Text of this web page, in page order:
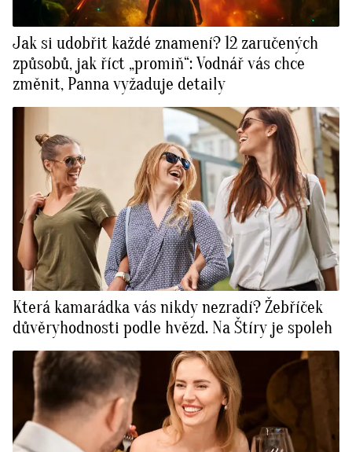
Jak si udobřit každé znamení? 12 zaručených
způsobů, jak říct „promiň“: Vodnář vás chce
změnit, Panna vyžaduje detaily
Která kamarádka vás nikdy nezradí? Žebříček
důvěryhodnosti podle hvězd. Na Štíry je spoleh